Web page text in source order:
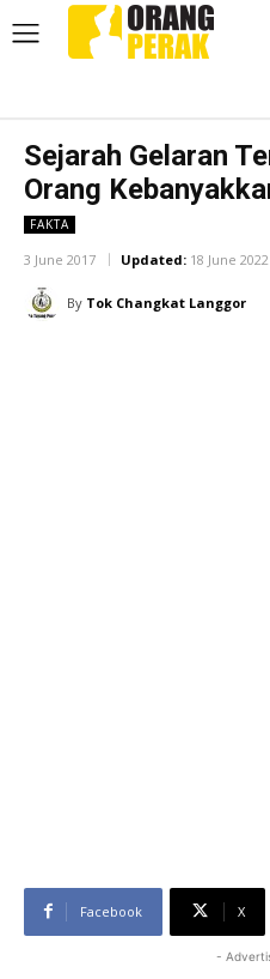
Sejarah Gelaran
Orang
FAKTA
3 June 2017 Updated: 18 June 2022
By Tok Changkat Langgor
Facebook X
-